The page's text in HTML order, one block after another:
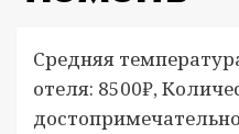
Средняя
отеля: 8500₽,